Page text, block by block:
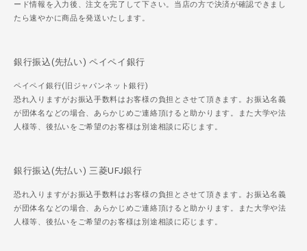
ード情報を入力後、注文を完了して下さい。当店の方で決済が確認できまし
たら速やかに商品を発送いたします。
銀行振込(先払い) ペイペイ銀行
ペイペイ銀行(旧ジャパンネット銀行)
恐れ入りますがお振込手数料はお客様の負担とさせて頂きます。お振込名義
が団体名などの場合、あらかじめご連絡頂けると助かります。また大学や法
人様等、後払いをご希望のお客様は別途相談に応じます。
銀行振込(先払い) 三菱UFJ銀行
恐れ入りますがお振込手数料はお客様の負担とさせて頂きます。お振込名義
が団体名などの場合、あらかじめご連絡頂けると助かります。また大学や法
人様等、後払いをご希望のお客様は別途相談に応じます。